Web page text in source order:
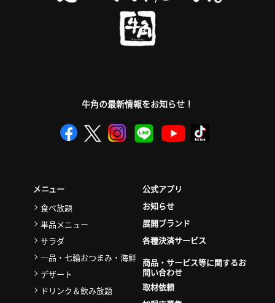
牛角の最新情報をお知らせ！
メニュー
食べ放題
単品メニュー
サラダ
一品・七輪おつまみ・海鮮
デザート
ドリンク＆飲み放題
公式アプリ
お知らせ
展開ブランド
各種決済サービス
商品・サービス等に関するお
問い合わせ
取材依頼